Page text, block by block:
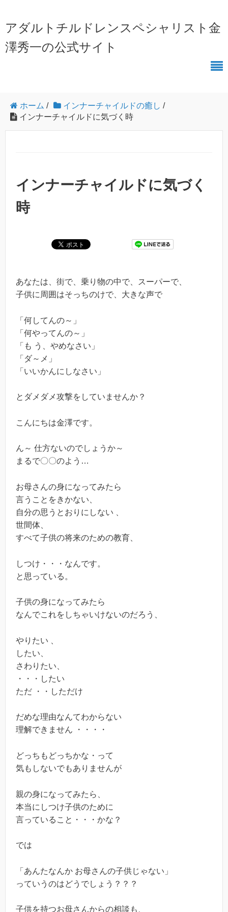
アダルトチルドレンスペシャリスト金
澤秀一の公式サイト
ホーム / インナーチャイルドの癒し /
インナーチャイルドに気づく時
インナーチャイルドに気づく
時
あなたは、街で、乗り物の中で、スーパーで、
子供に周囲はそっちのけで、大きな声で
「何してんの～」
「何やってんの～」
「も う、やめなさい」
「ダ～メ」
「いいかんにしなさい」
とダメダメ攻撃をしていませんか？
こんにちは金澤です。
ん～ 仕方ないのでしょうか～
まるで〇〇のよう…
お母さんの身になってみたら
言うことをきかない、
自分の思うとおりにしない 、
世間体、
すべて子供の将来のための教育、
しつけ・・・なんです。
と思っている。
子供の身になってみたら
なんでこれをしちゃいけないのだろう、
やりたい 、
したい、
さわりたい、
・・・したい
ただ ・・しただけ
だめな理由なんてわからない
理解できません ・・・・
どっちもどっちかな・って
気もしないでもありませんが
親の身になってみたら、
本当にしつけ子供のために
言っていること・・・かな？
では
「あんたなんか お母さんの子供じゃない」
っていうのはどうでしょう？？？
子供を持つお母さんからの相談も、